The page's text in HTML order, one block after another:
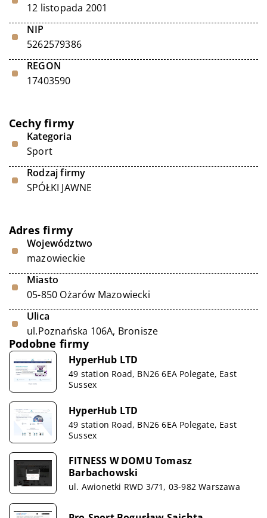
12 listopada 2001
NIP
5262579386
REGON
17403590
Cechy firmy
Kategoria
Sport
Rodzaj firmy
SPÓŁKI JAWNE
Adres firmy
Województwo
mazowieckie
Miasto
05-850 Ożarów Mazowiecki
Ulica
ul.Poznańska 106A, Bronisze
Podobne firmy
HyperHub LTD
49 station Road, BN26 6EA Polegate, East
Sussex
HyperHub LTD
49 station Road, BN26 6EA Polegate, East
Sussex
FITNESS W DOMU Tomasz
Barbachowski
ul. Awionetki RWD 3/71, 03-982 Warszawa